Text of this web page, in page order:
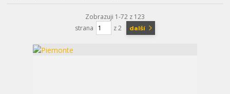
Zobrazuji 1-72 z 123
strana
z 2 další